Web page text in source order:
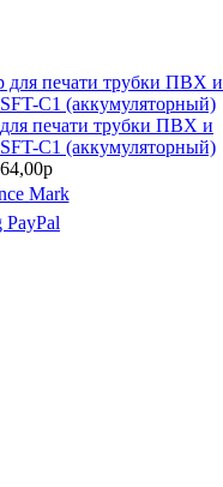
печати трубки ПВХ и
C1 (аккумуляторный)